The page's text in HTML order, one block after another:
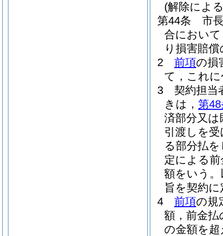
(解除によ
第44条
市
合におい
り損害賠
2
前項の損
て，これ
3
契約担当
きは， 第
済部分又
引渡しを
る部分払
定による
額をいう。
旨を契約
4
前項の規
額，前金
の金額を